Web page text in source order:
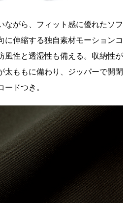
ながら、フィット感に優れたソフ
に伸縮する独自素材モーションコ
風性と透湿性も備える。収納性が
太ももに備わり、ジッパーで開閉
ドつき。